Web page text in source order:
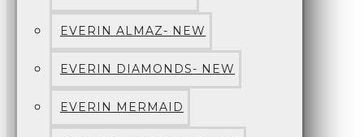
EVERIN ALMAZ- NEW
EVERIN DIAMONDS- NEW
EVERIN MERMAID